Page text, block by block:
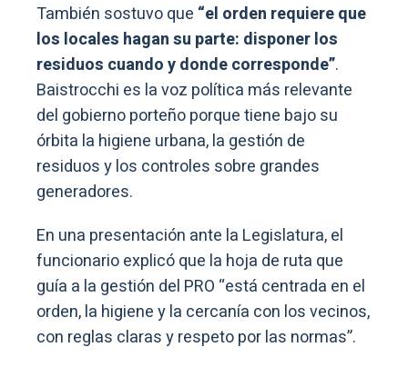
También sostuvo que “el orden requiere que
los locales hagan su parte: disponer los
residuos cuando y donde corresponde”.
Baistrocchi es la voz política más relevante
del gobierno porteño porque tiene bajo su
órbita la higiene urbana, la gestión de
residuos y los controles sobre grandes
generadores.
En una presentación ante la Legislatura, el
funcionario explicó que la hoja de ruta que
guía a la gestión del PRO “está centrada en el
orden, la higiene y la cercanía con los vecinos,
con reglas claras y respeto por las normas”.